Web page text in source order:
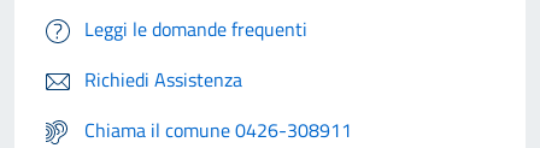
Leggi le domande frequenti
Richiedi Assistenza
Chiama il comune 0426-308911